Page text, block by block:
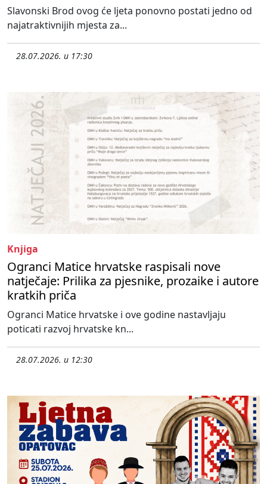
Slavonski Brod ovog će ljeta ponovno postati jedno od
najatraktivnijih mjesta za...
28.07.2026. u 17:30
Knjiga
Ogranci Matice hrvatske raspisali nove
natječaje: Prilika za pjesnike, prozaike i autore
kratkih priča
Ogranci Matice hrvatske i ove godine nastavljaju
poticati razvoj hrvatske kn...
28.07.2026. u 12:30